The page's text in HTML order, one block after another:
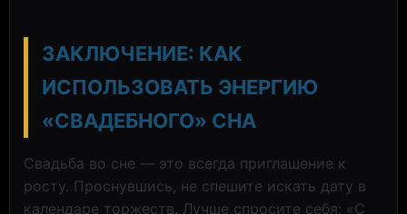
ЗАКЛЮЧЕНИЕ: КАК
ИСПОЛЬЗОВАТЬ ЭНЕРГИЮ
«СВАДЕБНОГО» СНА
Свадьба во сне — это всегда приглашение к
росту. Проснувшись, не спешите искать дату в
календаре торжеств. Лучше спросите себя: «С